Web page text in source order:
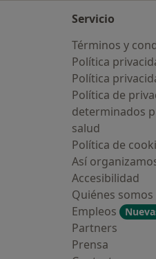
Servicio
Términos y
Política
Política
Política de
determinados
salud
Política de
Así
Accesibilidad
Quiénes somos
Empleos
Partners
Prensa